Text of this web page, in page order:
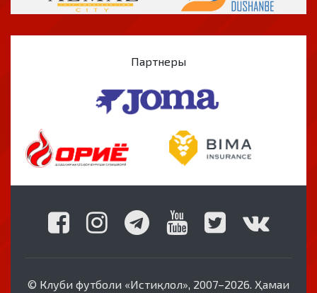
Партнеры
© Клуби футболи «Истиқлол», 2007–2026. Ҳамаи